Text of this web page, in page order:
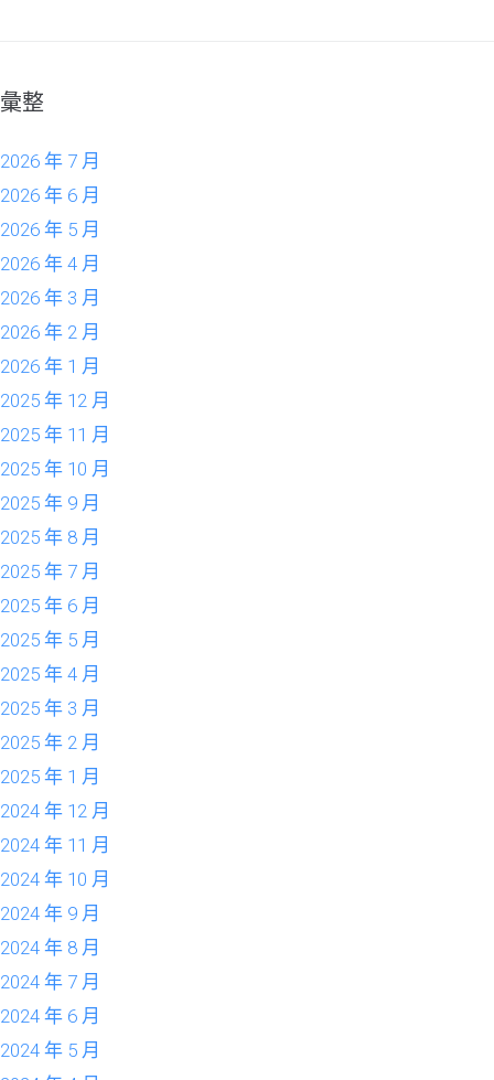
彙整
2026 年 7 月
2026 年 6 月
2026 年 5 月
2026 年 4 月
2026 年 3 月
2026 年 2 月
2026 年 1 月
2025 年 12 月
2025 年 11 月
2025 年 10 月
2025 年 9 月
2025 年 8 月
2025 年 7 月
2025 年 6 月
2025 年 5 月
2025 年 4 月
2025 年 3 月
2025 年 2 月
2025 年 1 月
2024 年 12 月
2024 年 11 月
2024 年 10 月
2024 年 9 月
2024 年 8 月
2024 年 7 月
2024 年 6 月
2024 年 5 月